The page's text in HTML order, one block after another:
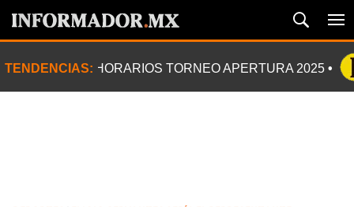
TENDENCIAS: HORARIOS TORNEO APERTURA 2025